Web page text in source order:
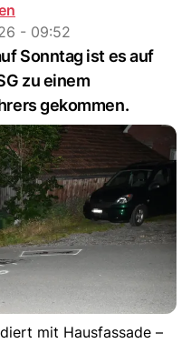
- 09:52
Sonntag ist es auf
zu einem
gekommen.
mit Hausfassade –